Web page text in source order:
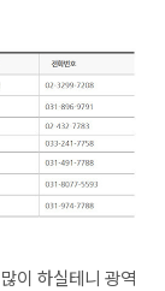
이 하실테니 광역